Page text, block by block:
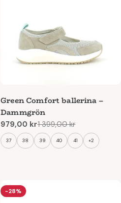
Green Comfort ballerina –
Dammgrön
Reapris
979,00 kr
Ordinarie
pris
1 399,00 kr
37 38 39 40 41 +2
-28%